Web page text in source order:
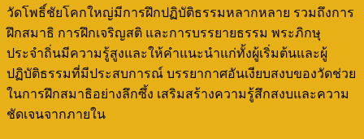
วัดโพธิ์ชัยโคกใหญ่มีการฝึกปฏิบัติธรรมหลากหลาย รวมถึงการ
ฝึกสมาธิ การฝึกเจริญสติ และการบรรยายธรรม พระภิกษุ
ประจำถิ่นมีความรู้สูงและให้คำแนะนำแก่ทั้งผู้เริ่มต้นและผู้
ปฏิบัติธรรมที่มีประสบการณ์ บรรยากาศอันเงียบสงบของวัดช่วย
ในการฝึกสมาธิอย่างลึกซึ้ง เสริมสร้างความรู้สึกสงบและความ
ชัดเจนจากภายใน